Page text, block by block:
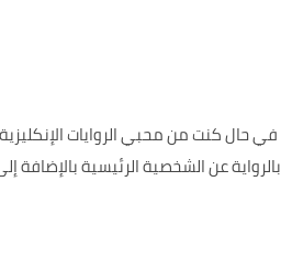
في حال كنت من محبي الروايات
بالرواية عن الشخصية الرئيسية